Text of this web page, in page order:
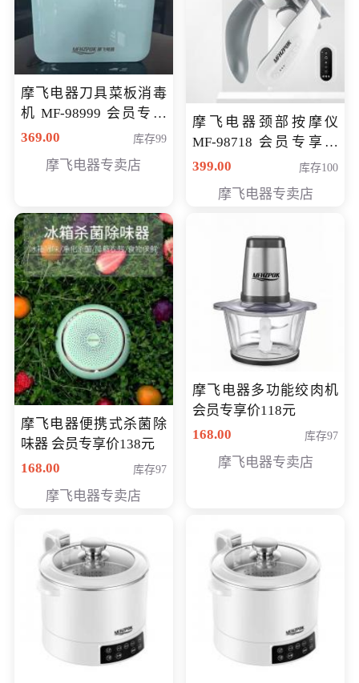
摩飞电器刀具菜板消毒
机 MF-98999 会员专享
价286元
369.00 库存99
摩飞电器专卖店
摩飞电器颈部按摩仪
MF-98718 会员专享价
299元
399.00 库存100
摩飞电器专卖店
摩飞电器便携式杀菌除
味器 会员专享价138元
168.00
库存97
摩飞电器专卖店
摩飞电器多功能绞肉机
会员专享价118元
168.00
库存97
摩飞电器专卖店